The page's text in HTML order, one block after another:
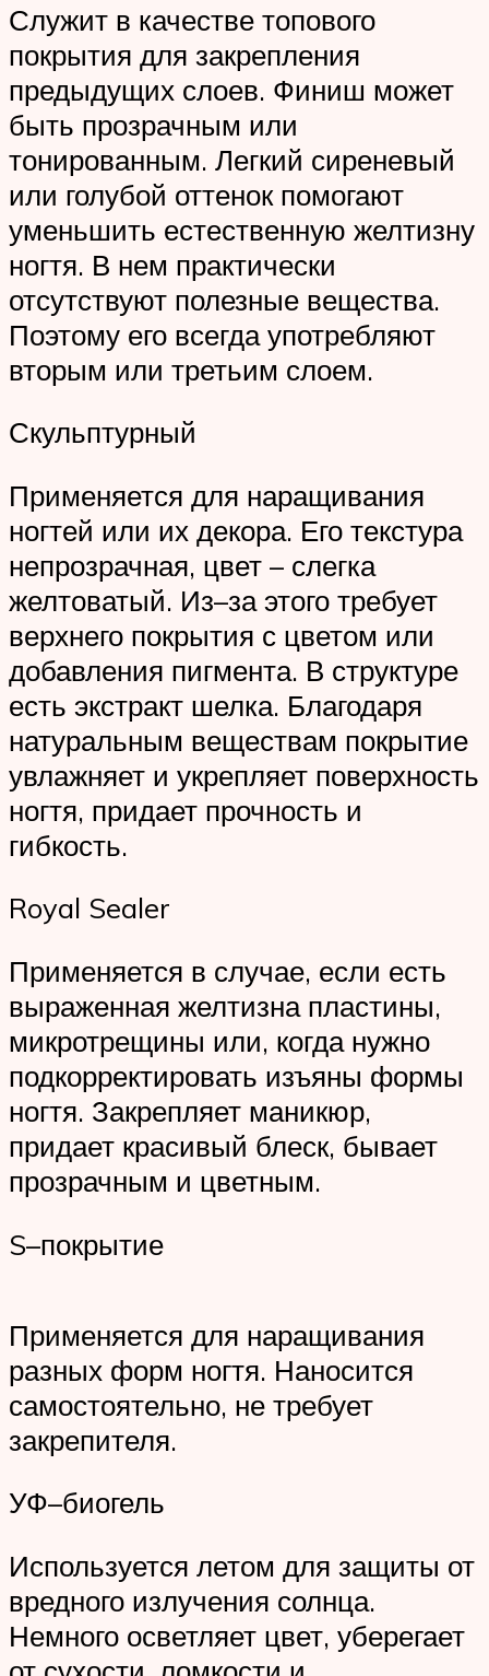
Служит в качестве топового
покрытия для закрепления
предыдущих слоев. Финиш может
быть прозрачным или
тонированным. Легкий сиреневый
или голубой оттенок помогают
уменьшить естественную желтизну
ногтя. В нем практически
отсутствуют полезные вещества.
Поэтому его всегда употребляют
вторым или третьим слоем.
Скульптурный
Применяется для наращивания
ногтей или их декора. Его текстура
непрозрачная, цвет – слегка
желтоватый. Из–за этого требует
верхнего покрытия с цветом или
добавления пигмента. В структуре
есть экстракт шелка. Благодаря
натуральным веществам покрытие
увлажняет и укрепляет поверхность
ногтя, придает прочность и
гибкость.
Royal Sealer
Применяется в случае, если есть
выраженная желтизна пластины,
микротрещины или, когда нужно
подкорректировать изъяны формы
ногтя. Закрепляет маникюр,
придает красивый блеск, бывает
прозрачным и цветным.
S–покрытие
Применяется для наращивания
разных форм ногтя. Наносится
самостоятельно, не требует
закрепителя.
УФ–биогель
Используется летом для защиты от
вредного излучения солнца.
Немного осветляет цвет, уберегает